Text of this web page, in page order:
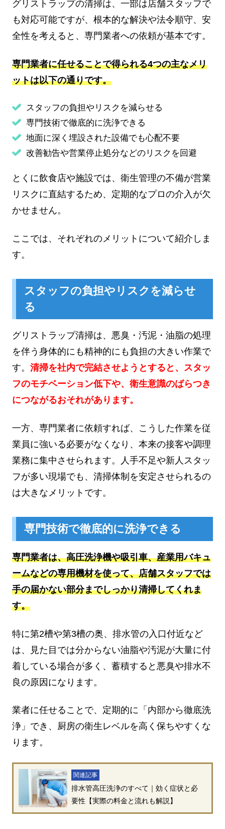
グリストラップの清掃は、一部は店舗スタッフで
も対応可能ですが、根本的な解決や法令順守、安
全性を考えると、専門業者への依頼が基本です。
専門業者に任せることで得られる4つの主なメリ
ットは以下の通りです。
スタッフの負担やリスクを減らせる
専門技術で徹底的に洗浄できる
地面に深く埋設された設備でも心配不要
改善勧告や営業停止処分などのリスクを回避
とくに飲食店や施設では、衛生管理の不備が営業
リスクに直結するため、定期的なプロの介入が欠
かせません。
ここでは、それぞれのメリットについて紹介しま
す。
スタッフの負担やリスクを減らせ
る
グリストラップ清掃は、悪臭・汚泥・油脂の処理
を伴う身体的にも精神的にも負担の大きい作業で
す。 清掃を社内で完結させようとすると、スタッ
フのモチベーション低下や、衛生意識のばらつき
につながるおそれがあります。
一方、専門業者に依頼すれば、こうした作業を従
業員に強いる必要がなくなり、本来の接客や調理
業務に集中させられます。人手不足や新人スタッ
フが多い現場でも、清掃体制を安定させられるの
は大きなメリットです。
専門技術で徹底的に洗浄できる
専門業者は、高圧洗浄機や吸引車、産業用バキュ
ームなどの専用機材を使って、店舗スタッフでは
手の届かない部分までしっかり清掃してくれま
す。
特に第2槽や第3槽の奥、排水管の入口付近など
は、見た目では分からない油脂や汚泥が大量に付
着している場合が多く、蓄積すると悪臭や排水不
良の原因になります。
業者に任せることで、定期的に「内部から徹底洗
浄」でき、厨房の衛生レベルを高く保ちやすくな
ります。
関連記事
排水管高圧洗浄のすべて｜効く症状と必
要性【実際の料金と流れも解説】